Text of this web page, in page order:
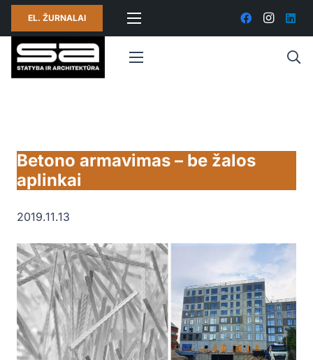
EL. ŽURNALAI
Betono armavimas – be žalos
aplinkai
2019.11.13